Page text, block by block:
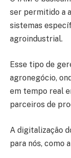
ser permitido a
sistemas
agroindustrial.
Esse tipo de
agronegócio,
em tempo real
parceiros de
A digitalização
para nós, como